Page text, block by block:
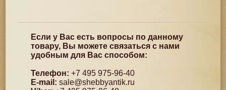
Если у Вас есть вопросы по данному
товару, Вы можете связаться с нами
удобным для Вас способом:
Телефон: +7 495 975-96-40
E-mail: sale@shebbyantik.ru